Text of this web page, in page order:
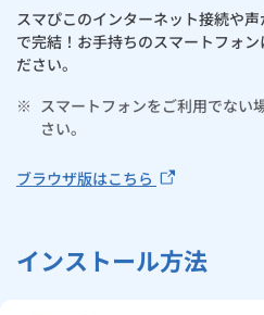
スマぴこのインターネット接続や
で完結！お手持ちのスマートフォ
ださい。
※ スマートフォンをご利用でない
さい。
ブラウザ版はこちら
インストール方法